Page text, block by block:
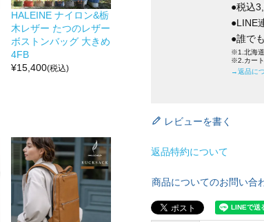
HALEINE ナイロン&栃
木レザー たつのレザー
ボストンバッグ 大きめ
4FB
¥15,400(税込)
●税込
●LINE
●誰で
※1.北海
※2.カー
→返品に
レビューを書く
返品特約について
商品についてのお問い合